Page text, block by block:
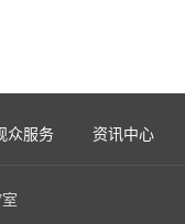
众服务 资讯中心